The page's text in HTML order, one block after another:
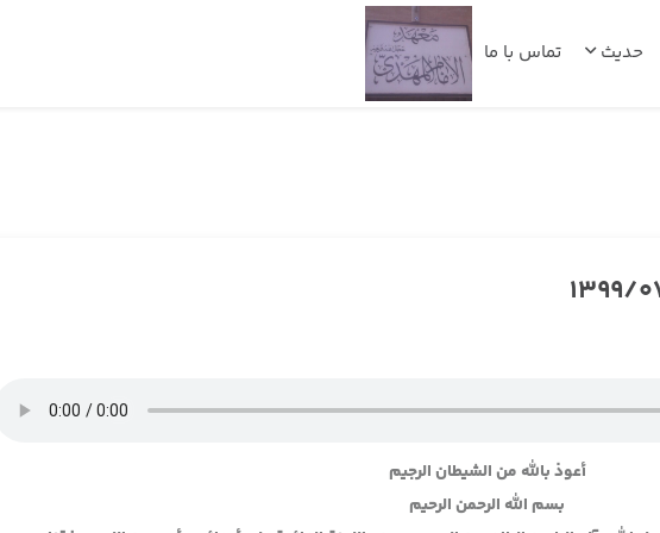
حدیث تماس با ما
أعوذ بالله من الشيطان الرجيم
بسم الله الرحمن الرحيم